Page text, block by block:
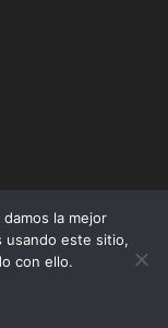
la mejor
usando este sitio,
con ello.